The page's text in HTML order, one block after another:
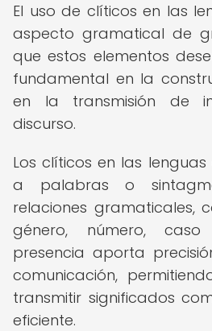
El uso de clíticos en las
aspecto gramatical de
que estos elementos
fundamental en la
en la transmisión de
discurso.
Los clíticos en las
a palabras o
relaciones gramaticales,
género, número,
presencia aporta
comunicación,
transmitir significados
eficiente.